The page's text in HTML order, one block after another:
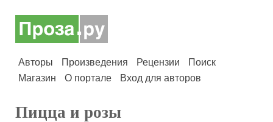
Авторы Произведения Рецензии
Поиск
Магазин
О портале Вход для авторов
Пицца и розы